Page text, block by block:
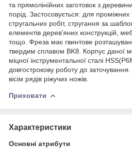
та прямолінійних заготовок з
порід. Застосовується: для проміжних
стругальних робіт, стругання за
елементів дерев'яних конструкцій,
тощо. Фреза має гвинтове
твердим сплавом BK8. Корпус даної
міцної інструментальної сталі
довгострокову роботу до
вісім рядів ріжучих ножів.
Приховати
Характеристики
Основні атрибути